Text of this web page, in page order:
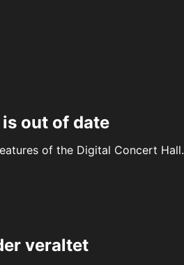
out of date
of the Digital Concert Hall.
veraltet